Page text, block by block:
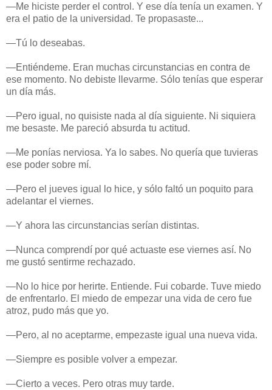
—Me hiciste perder el control. Y ese día tenía un examen. Y
era el patio de la universidad. Te propasaste...
—Tú lo deseabas.
—Entiéndeme. Eran muchas circunstancias en contra de
ese momento. No debiste llevarme. Sólo tenías que esperar
un día más.
—Pero igual, no quisiste nada al día siguiente. Ni siquiera
me besaste. Me pareció absurda tu actitud.
—Me ponías nerviosa. Ya lo sabes. No quería que tuvieras
ese poder sobre mí.
—Pero el jueves igual lo hice, y sólo faltó un poquito para
adelantar el viernes.
—Y ahora las circunstancias serían distintas.
—Nunca comprendí por qué actuaste ese viernes así. No
me gustó sentirme rechazado.
—No lo hice por herirte. Entiende. Fui cobarde. Tuve miedo
de enfrentarlo. El miedo de empezar una vida de cero fue
atroz, pudo más que yo.
—Pero, al no aceptarme, empezaste igual una nueva vida.
—Siempre es posible volver a empezar.
—Cierto a veces. Pero otras muy tarde.